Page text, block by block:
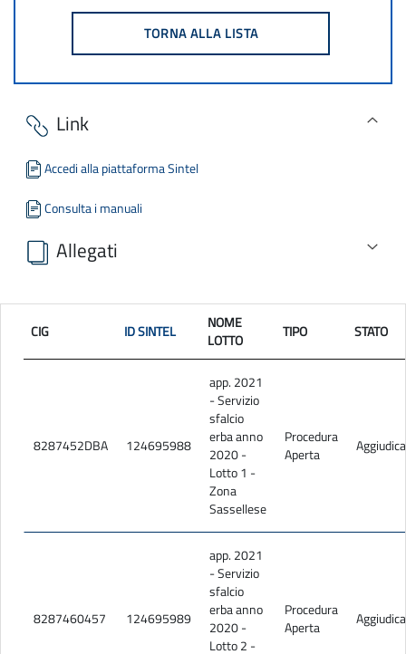
Link
Accedi alla piattaforma Sintel
Consulta i manuali
Allegati
Disciplinare sfalcio_META.pdf
R_TECNICA.pdf
CME.pdf
SCHEMA GRAFICO RELATIVO ALLA COMPOSIZIONE DELLE
DGUE EDITABILE.odt
Linee Guida per la compilazione del DGUE - prot n 3 del 18 7
CIG ID SINTEL
NOME
LOTTO
TIPO STATO
8287452DBA 124695988
app. 2021
- Servizio
sfalcio
erba anno
2020 -
Lotto 1 -
Zona
Sassellese
Procedura
Aperta
8287460457 124695989
app. 2021
- Servizio
sfalcio
erba anno
2020 -
Lotto 2 -
Procedura
Aperta